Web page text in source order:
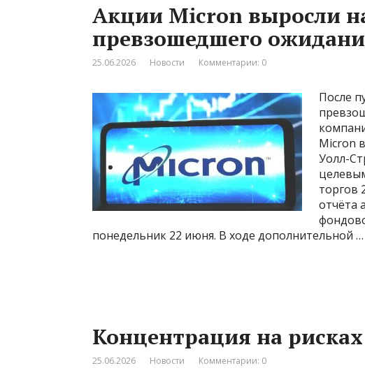
Акции Micron выросли
превзошедшего
25.06.2026 Новости Комментарии: 0
После
Micron
Уолл-
торгов
отчёта
понедельник 22 июня. В ходе дополнительной …
Концентрация на рисках
25.06.2026 Новости Комментарии: 0